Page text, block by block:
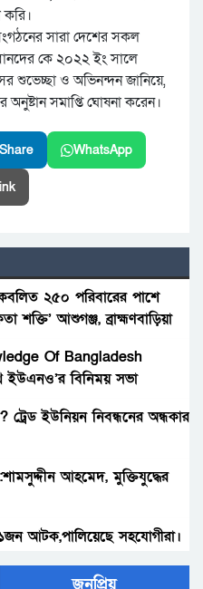
সারা দেশের সকল
কে ২০২২ ইং সালে
শুভেচ্ছা ও অভিনন্দন জানিয়ে,
অনুষ্টান সমাপ্তি ঘোষনা করেন।
Share WhatsApp
২৫০ পরিবারের পাশে
শক্তি’ আশুগঞ্জ, ব্রাহ্মণবাড়িয়া
Of Bangladesh
ইউএনও’র বিনিময় সভা
ট্রেড ইউনিয়ন নিবন্ধনের অন্ধকার
আহমেদ, মুক্তিযুদ্ধের
আটক,পালিয়েছে সহযোগীরা।